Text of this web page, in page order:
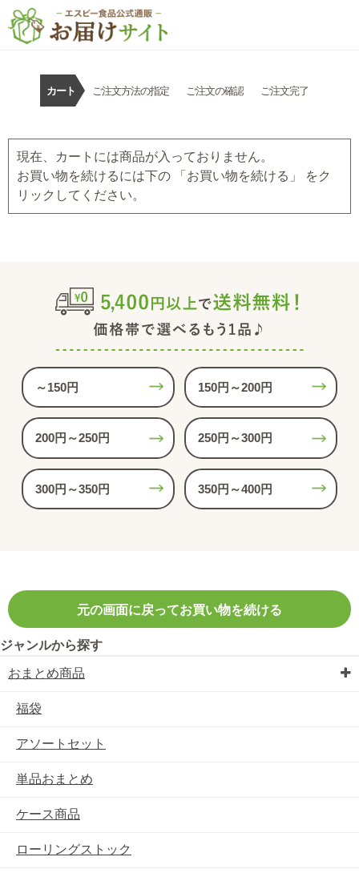
カート ご注文方法の指定 ご注文の確認 ご注文完了
現在、カートには商品が入っておりません。
お買い物を続けるには下の 「お買い物を続ける」 をク
リックしてください。
～150円 150円～200円
200円～250円 250円～300円
300円～350円 350円～400円
元の画面に戻ってお買い物を続ける
ジャンルから探す
おまとめ商品
福袋
アソートセット
単品おまとめ
ケース商品
ローリングストック